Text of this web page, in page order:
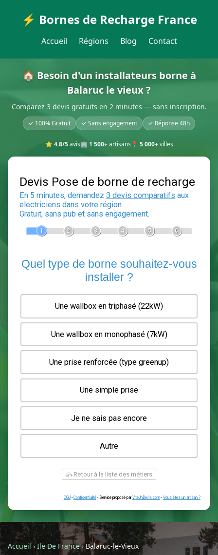
⚡ Bornes de Recharge France
Accueil Régions Blog Contact
🏠 Besoin d'un installateurs borne à
Balaruc le vieux ?
Comparez 3 devis gratuits en 2 minutes — sans inscription.
✓ 100% Gratuit ✓ Sans engagement ✓ Réponse 48h
⭐ 4.8/5avis🏢 1 500+artisans 📍 5 000+villes
Devis Pose de borne de
En 5 minutes, demandez3 devis comparatifs
Gratuit, sans pub et sans engagement.
2 3 6
Quel type de borne souhaitez-
installer ?
Une wallbox en triphasé (22kW)
Une wallbox en monophasé (7kW)
Une prise renforcée (type greenup)
Une simple prise
Je ne sais pas encore
Autre
Accueil› Ile De France›Balaruc-le-Vieux